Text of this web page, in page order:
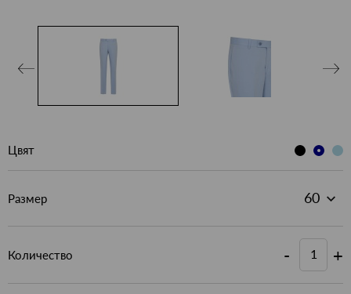
Цвят
Размер
Количество - +